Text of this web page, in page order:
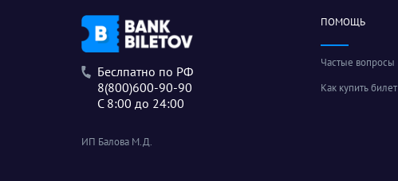
Беслпатно по РФ
8(800)600-90-90
С 8:00 до 24:00
ИП Балова М.Д.
ПОМОЩЬ
Частые вопросы
Как купить билет